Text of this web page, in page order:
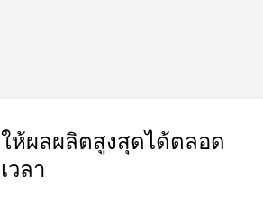
ให้ผลผลิตสูงสุดได้ตลอด
เวลา